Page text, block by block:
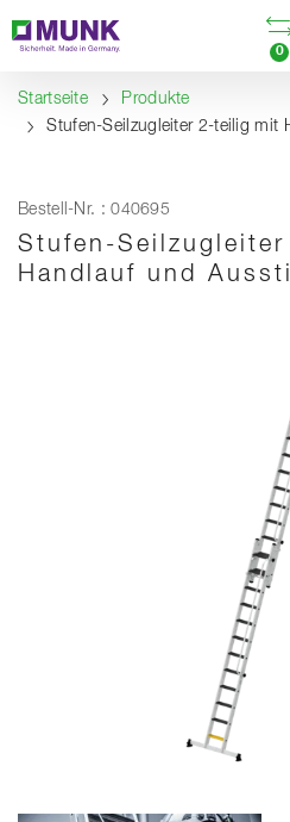
Inhalt
Inhaltsverzeichnis
Navigation
0
Startseite
Produkte
Stufen-Seilzugleiter 2-teilig mit
Bestell-Nr. : 040695
Stufen-
Handlauf und